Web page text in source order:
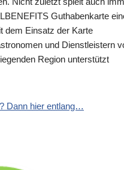
Guthabenkarte
dem Einsatz der Karte
und Dienstleistern
Region unterstützt
Dann hier entlang…